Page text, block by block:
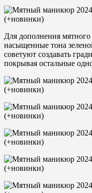
Для дополнения мятного
насыщенные тона
советуют создавать
покрывая остальные